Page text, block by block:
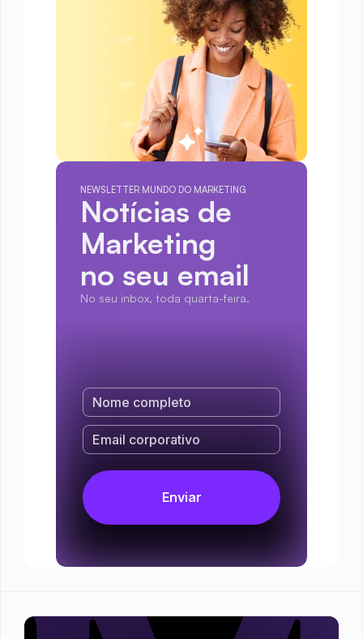
NEWSLETTER MUNDO DO MARKETING
Notícias de
Marketing
no seu email
No seu inbox, toda quarta-feira.